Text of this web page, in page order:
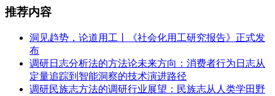
推荐内容
洞见趋势，论道用工丨《社会化用工研究报告》正式发
布
调研日志分析法的方法论未来方向：消费者行为日志从
定量追踪到智能洞察的技术演进路径
调研民族志方法的调研行业展望：民族志从人类学田野